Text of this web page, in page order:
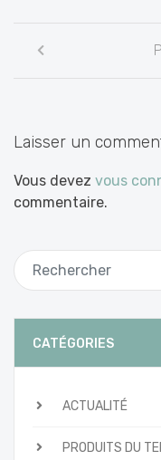
entre
Laisser un
Vous devez vous
commentaire.
CATÉGORIES
ACTUALITÉ
PRODUITS DU